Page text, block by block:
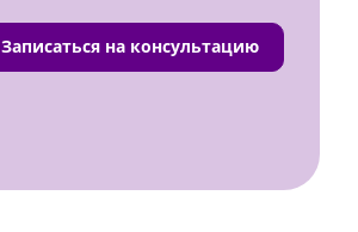
Записаться на консультацию